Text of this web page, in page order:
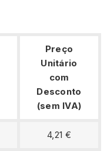
Preço
Unitário
com
Desconto
(sem IVA)
4,21 €